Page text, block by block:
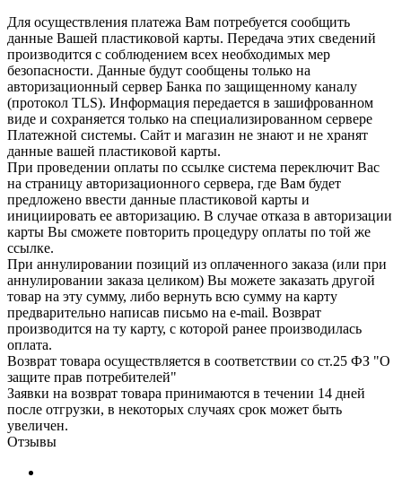
Для осуществления платежа Вам потребуется сообщить
данные Вашей пластиковой карты. Передача этих сведений
производится с соблюдением всех необходимых мер
безопасности. Данные будут сообщены только на
авторизационный сервер Банка по защищенному каналу
(протокол TLS). Информация передается в зашифрованном
виде и сохраняется только на специализированном сервере
Платежной системы. Сайт и магазин не знают и не хранят
данные вашей пластиковой карты.
При проведении оплаты по ссылке система переключит Вас
на страницу авторизационного сервера, где Вам будет
предложено ввести данные пластиковой карты и
инициировать ее авторизацию. В случае отказа в авторизации
карты Вы сможете повторить процедуру оплаты по той же
ссылке.
При аннулировании позиций из оплаченного заказа (или при
аннулировании заказа целиком) Вы можете заказать другой
товар на эту сумму, либо вернуть всю сумму на карту
предварительно написав письмо на e-mail. Возврат
производится на ту карту, с которой ранее производилась
оплата.
Возврат товара осуществляется в соответствии со ст.25 ФЗ "О
защите прав потребителей"
Заявки на возврат товара принимаются в течении 14 дней
после отгрузки, в некоторых случаях срок может быть
увеличен.
Отзывы